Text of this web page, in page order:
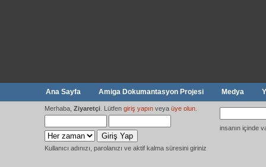
Ana Sayfa Amiga Dokumantasyon Projesi Medya
Merhaba, Ziyaretçi . Lütfen giriş yapın veya üye olun
Kullanıcı adınızı, parolanızı ve aktif kalma süresini giriniz
insanın içinde